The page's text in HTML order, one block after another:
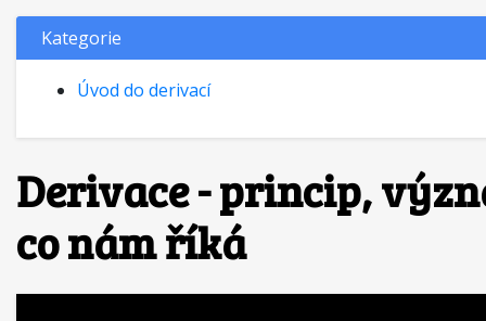
Derivace - princip,
co nám říká
Kategorie
Úvod do derivací